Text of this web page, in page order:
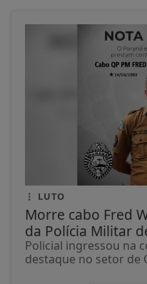
LUTO
Morre cabo Fred
da Polícia Militar
Policial ingressou na
destaque no setor de